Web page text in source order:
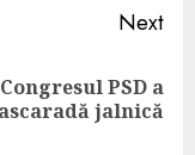
Next
PSD a
jalnică